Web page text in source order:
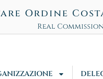
Ordine
Real